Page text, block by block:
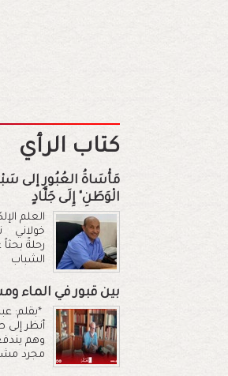
كتاب الرأي
مَأْسَاةُ العُبُورِ إلى
الْوَطَنِ" إِلَى جَلَّادٍ
العلم
خولاني
رحلةً
الشباب
بين قبور في الماء
*بقلم:
أنظر إلى
وهم
مجرد